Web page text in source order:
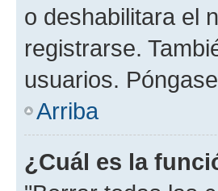
o deshabilitara el
registrarse.
usuarios.
Arriba
¿Cuál es la